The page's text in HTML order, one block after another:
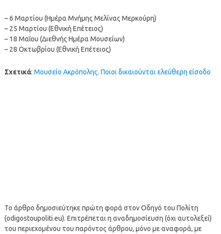
– 6 Μαρτίου (Ημέρα Μνήμης Μελίνας Μερκούρη)
– 25 Μαρτίου (Εθνική Επέτειος)
– 18 Μαΐου (Διεθνής Ημέρα Μουσείων)
– 28 Οκτωβρίου (Εθνική Επέτειος)
Σχετικά: Μουσείο Ακρόπολης. Ποιοι δικαιούνται ελεύθερη είσοδο
Το άρθρο δημοσιεύτηκε πρώτη φορά στον Οδηγό του Πολίτη
(odigostoupoliti.eu). Επιτρέπεται η αναδημοσίευση (όχι αυτολεξεί)
του περιεχομένου του παρόντος άρθρου, μόνο με αναφορά, με